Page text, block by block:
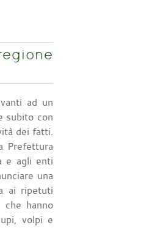
ad un
subito con
dei fatti.
Prefettura
e agli enti
una
ai ripetuti
che hanno
volpi e